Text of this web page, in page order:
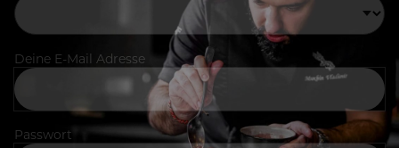
Deine E-Mail Adresse
Passwort